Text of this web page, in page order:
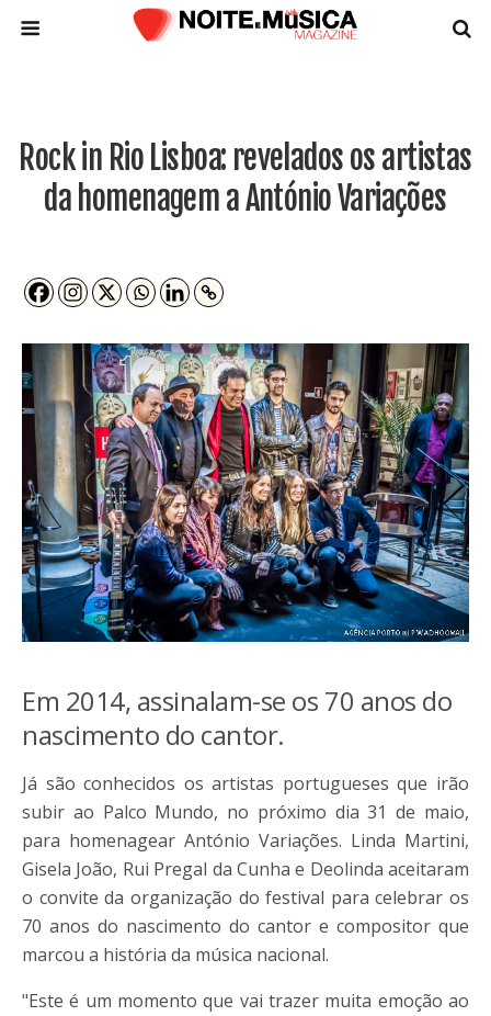
Rock in Rio Lisboa: revelados os artistas
da homenagem a António Variações
Em 2014, assinalam-se os 70 anos do
nascimento do cantor.
Já são conhecidos os artistas portugueses que irão
subir ao Palco Mundo, no próximo dia 31 de maio,
para homenagear António Variações. Linda Martini,
Gisela João, Rui Pregal da Cunha e Deolinda aceitaram
o convite da organização do festival para celebrar os
70 anos do nascimento do cantor e compositor que
marcou a história da música nacional.
"Este é um momento que vai trazer muita emoção ao